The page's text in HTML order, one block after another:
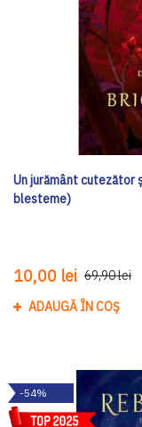
Un jurământ cutezător
blesteme)
10,00 lei 69,90 lei
ADAUGĂ ÎN COȘ
-54%